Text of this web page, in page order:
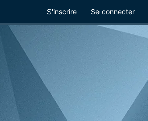
S'inscrire Se connecter